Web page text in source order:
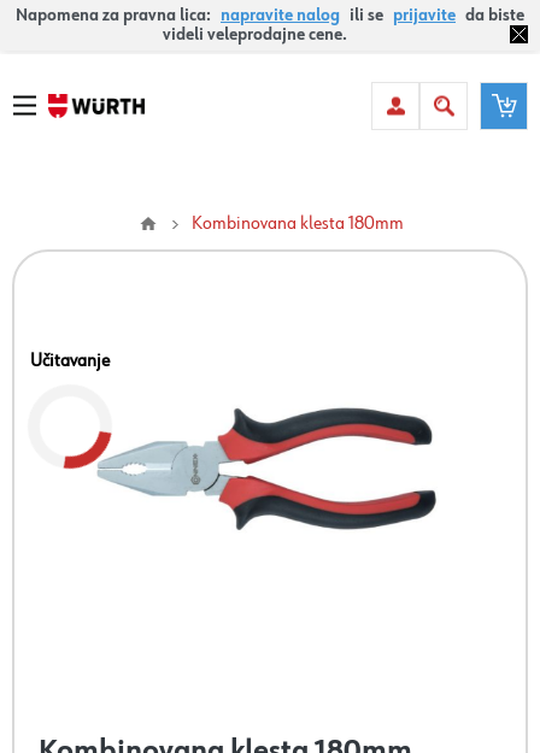
Napomena za pravna lica: napravite nalog ili se prijavite da biste
videli veleprodajne cene.
Kombinovana klesta 180mm
Učitavanje